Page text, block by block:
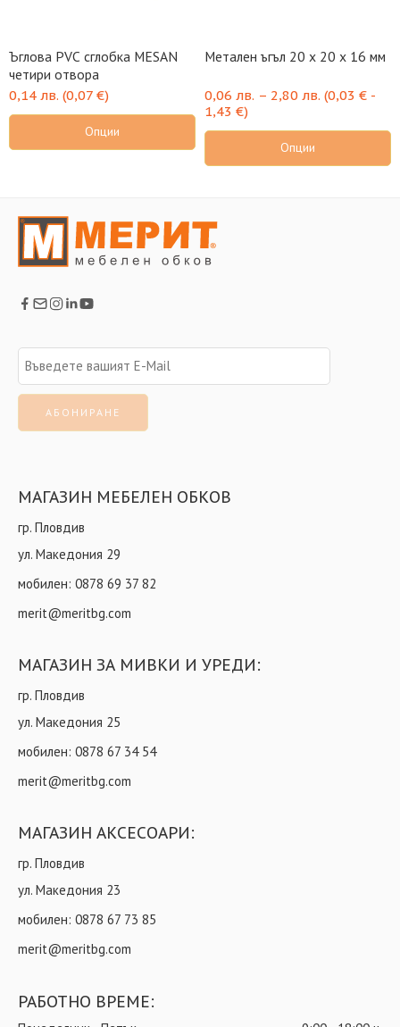
Ъглова PVC сглобка MESAN
четири отвора
0,14 лв. (0,07 €)
Опции
Метален ъгъл 20 х 20 x 16 мм
0,06 лв. – 2,80 лв. (0,03 € -
1,43 €)
Опции
МАГАЗИН МЕБЕЛЕН ОБКОВ
гр. Пловдив
ул. Македония 29
мобилен: 0878 69 37 82
merit@meritbg.com
МАГАЗИН ЗА МИВКИ И УРЕДИ:
гр. Пловдив
ул. Македония 25
мобилен: 0878 67 34 54
merit@meritbg.com
МАГАЗИН АКСЕСОАРИ:
гр. Пловдив
ул. Македония 23
мобилен: 0878 67 73 85
merit@meritbg.com
РАБОТНО ВРЕМЕ: